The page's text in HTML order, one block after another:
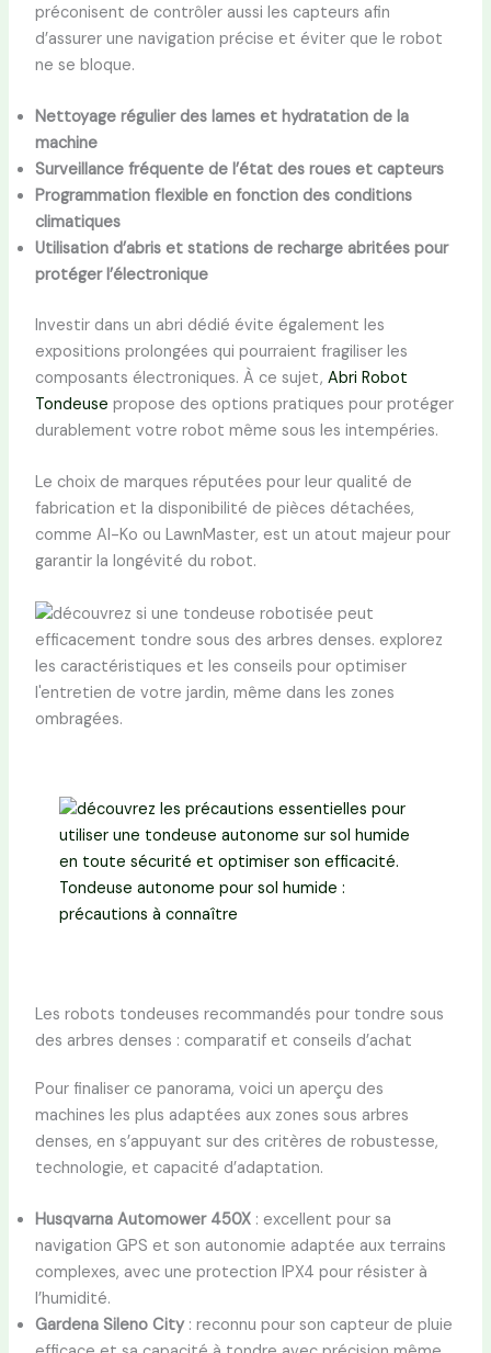
préconisent de contrôler aussi les capteurs afin
d’assurer une navigation précise et éviter que le robot
ne se bloque.
Nettoyage régulier des lames et hydratation de la
machine
Surveillance fréquente de l’état des roues et capteurs
Programmation flexible en fonction des conditions
climatiques
Utilisation d’abris et stations de recharge abritées pour
protéger l’électronique
Investir dans un abri dédié évite également les
expositions prolongées qui pourraient fragiliser les
composants électroniques. À ce sujet, Abri Robot
Tondeuse propose des options pratiques pour protéger
durablement votre robot même sous les intempéries.
Le choix de marques réputées pour leur qualité de
fabrication et la disponibilité de pièces détachées,
comme Al-Ko ou LawnMaster, est un atout majeur pour
garantir la longévité du robot.
Tondeuse autonome pour sol humide :
précautions à connaître
Les robots tondeuses recommandés pour tondre sous
des arbres denses : comparatif et conseils d’achat
Pour finaliser ce panorama, voici un aperçu des
machines les plus adaptées aux zones sous arbres
denses, en s’appuyant sur des critères de robustesse,
technologie, et capacité d’adaptation.
Husqvarna Automower 450X: excellent pour sa
navigation GPS et son autonomie adaptée aux terrains
complexes, avec une protection IPX4 pour résister à
l’humidité.
Gardena Sileno City: reconnu pour son capteur de pluie